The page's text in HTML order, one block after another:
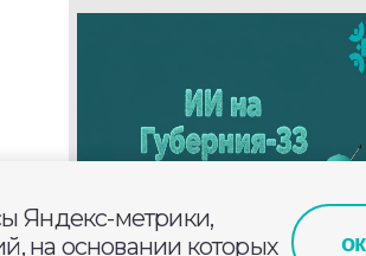
Яндекс-метрики,
на основании которых
ок